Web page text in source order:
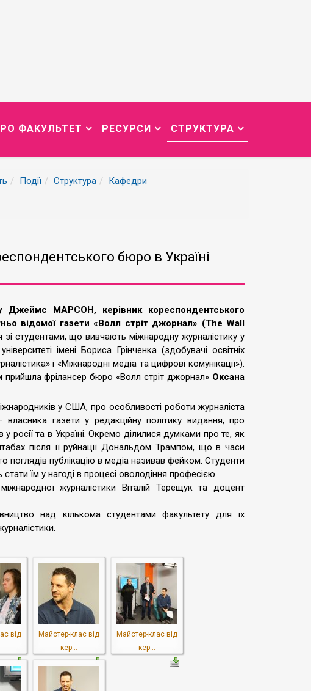
ФАКУЛЬТЕТ РЕСУРСИ СТРУКТУРА
Події Структура
Кафедри
бюро в Україні
Джеймс МАРСОН, керівник кореспондентського
відомої газети «Волл стріт джорнал» (The Wall
зі студентами, що вивчають міжнародну журналістику у
імені Бориса Грінченка (здобувачі освітніх
і «Міжнародні медіа та цифрові комунікації»).
фрілансер бюро «Волл стріт джорнал» Оксана
у США, про особливості роботи журналіста
газети у редакційну політику видання, про
росії та в Україні. Окремо ділилися думками про те, як
після її руйнації Дональдом Трампом, що в часи
поглядів публікацію в медіа називав фейком. Студенти
їм у нагоді в процесі оволодіння професією.
журналістики Віталій Терещук та доцент
над кількома студентами факультету для їх
від
Майстер-клас від
кер...
Майстер-клас від
кер...